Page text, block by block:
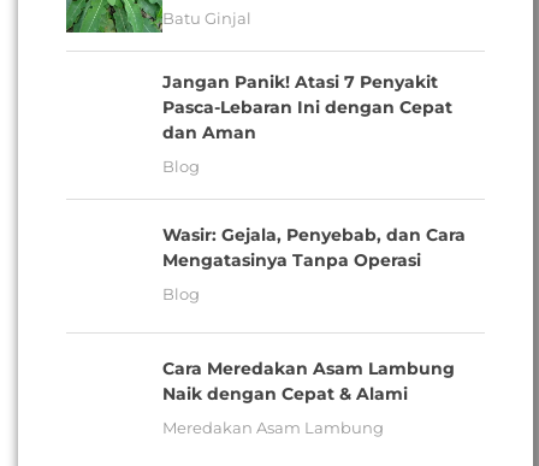
Batu Ginjal
Jangan Panik! Atasi 7 Penyakit
Pasca-Lebaran Ini dengan Cepat
dan Aman
Blog
Wasir: Gejala, Penyebab, dan Cara
Mengatasinya Tanpa Operasi
Blog
Cara Meredakan Asam Lambung
Naik dengan Cepat & Alami
Meredakan Asam Lambung